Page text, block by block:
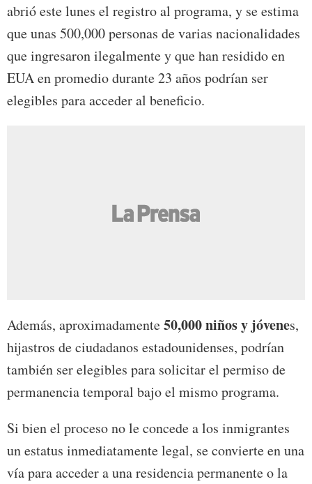
abrió este lunes el registro al programa, y se estima
que unas 500,000 personas de varias nacionalidades
que ingresaron ilegalmente y que han residido en
EUA en promedio durante 23 años podrían ser
elegibles para acceder al beneficio.
Además, aproximadamente50,000 niños y jóvenes,
hijastros de ciudadanos estadounidenses, podrían
también ser elegibles para solicitar el permiso de
permanencia temporal bajo el mismo programa.
Si bien el proceso no le concede a los inmigrantes
un estatus inmediatamente legal, se convierte en una
vía para acceder a una residencia permanente o la